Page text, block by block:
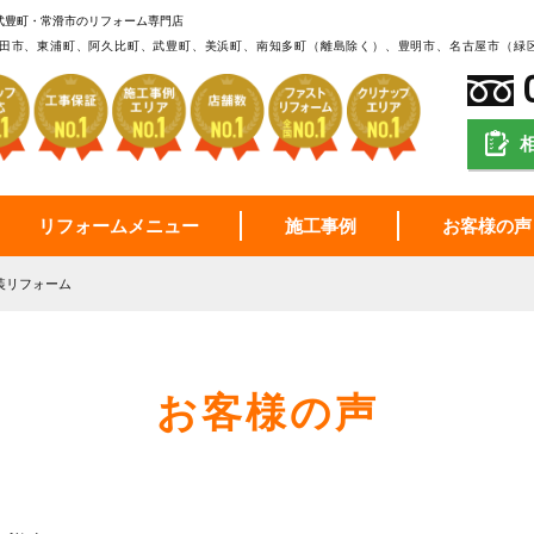
町・常滑市のリフォーム専門店
、東浦町、阿久比町、武豊町、美浜町、南知多町（離島除く）、豊明市、名古屋市（緑
リフォームメニュー 施工事例 お客様の声
フォーム
お客様の声